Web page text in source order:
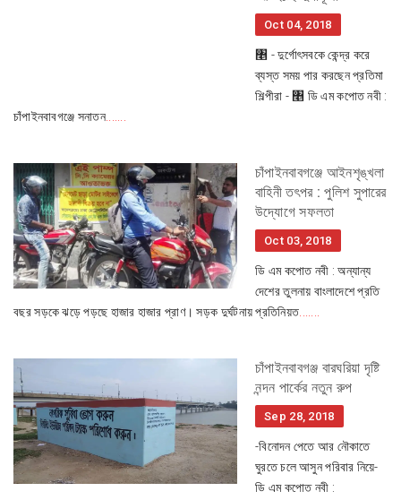
Oct 04, 2018
৥ - দুর্গোৎসবকে কেন্দ্র করে
ব্যস্ত সময় পার করছেন প্রতিমা
শিল্পীরা - ৥ ডি এম কপোত নবী :
চাঁপাইনবাবগঞ্জে সনাতন.......
চাঁপাইনবাবগঞ্জে আইনশৃঙ্খলা
বাহিনী তৎপর : পুলিশ সুপারের
উদ্যোগে সফলতা
Oct 03, 2018
ডি এম কপোত নবী : অন্যান্য
দেশের তুলনায় বাংলাদেশে প্রতি
বছর সড়কে ঝড়ে পড়ছে হাজার হাজার প্রাণ। সড়ক দুর্ঘটনায় প্রতিনিয়ত.......
চাঁপাইনবাবগঞ্জ বারঘরিয়া দৃষ্টি
নন্দন পার্কের নতুন রুপ
Sep 28, 2018
-বিনোদন পেতে আর নৌকাতে
ঘুরতে চলে আসুন পরিবার নিয়ে-
ডি এম কপোত নবী :